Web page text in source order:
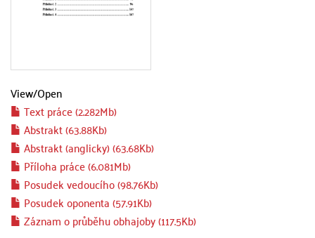
View/Open
Text práce (2.282Mb)
Abstrakt (63.88Kb)
Abstrakt (anglicky) (63.68Kb)
Příloha práce (6.081Mb)
Posudek vedoucího (98.76Kb)
Posudek oponenta (57.91Kb)
Záznam o průběhu obhajoby (117.5Kb)